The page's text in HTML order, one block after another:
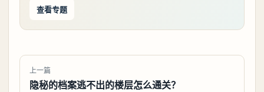
查看专题
上一篇
隐秘的档案逃不出的楼层怎么通关？